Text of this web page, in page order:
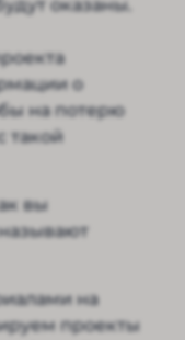
оказаны.
о
на потерю
такой
вы
на
проекты